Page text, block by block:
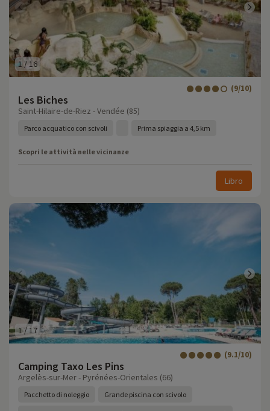
1 /16
Les Biches
(9/10)
Saint-Hilaire-de-Riez - Vendée (85)
Parco acquatico con scivoli Prima spiaggia a 4,5 km
Scopri le attività nelle vicinanze
Libro
1/17
Camping Taxo Les Pins
(9.1/10)
Argelès-sur-Mer - Pyrénées-Orientales (66)
Pacchetto di noleggio Grande piscina con scivolo